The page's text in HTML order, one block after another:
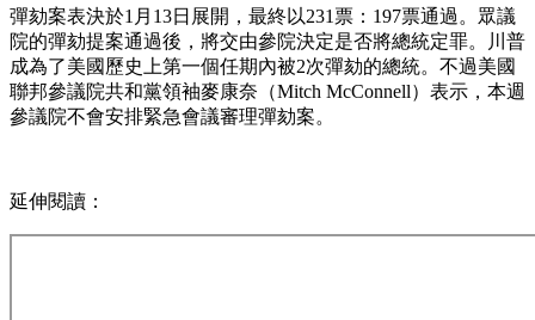
彈劾案表決於1月13日展開，最終以231票：197票通過。眾議
院的彈劾提案通過後，將交由參院決定是否將總統定罪。川普
成為了美國歷史上第一個任期內被2次彈劾的總統。不過美國
聯邦參議院共和黨領袖麥康奈（Mitch McConnell）表示，本週
參議院不會安排緊急會議審理彈劾案。
延伸閱讀：